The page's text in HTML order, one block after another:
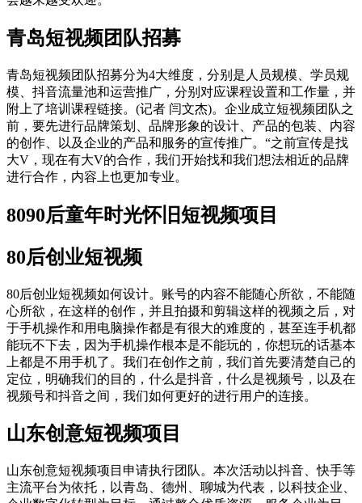
青岛短视频团队招募
青岛短视频团队招募分为4大维度，分别是人员规模、学员规
模、抖音流量池和运营推广，分别对应课程设置和工作量，并
附上了培训课程链接。(记者 闫文杰)。企业成立短视频团队之
前，要先进行品牌策划、品牌形象的设计、产品的包装、内容
的创作、以及企业的产品和服务的宣传推广。“之前宣传是找
大V，现在有大V的合作，我们开始找和我们想法相近的品牌
进行合作，内容上也更加专业。
8090后童年时光怀旧短视频项目
80后创业短视频
80后创业短视频如何设计。账号的内容不能随心所欲，不能随
心所欲，在这样的创作，并且拍摄和剪辑这样的视频之后，对
于手机操作和用电脑操作都是有很大的难度的，甚至连手机都
能玩不下去，因为手机操作根本是不能玩的，你想玩的话基本
上都是不用手机了。我们在创作之前，我们首先要清楚自己的
定位，明确我们的目的，什么是抖音，什么是视频号，以及在
视频号和抖音之间，我们如何更好的进行用户的连接。
山东创意短视频项目
山东创意短视频项目申请执行团队。本次活动以抖音、快手等
主流平台为依托，以青岛、德州、聊城为代表，以科技企业、